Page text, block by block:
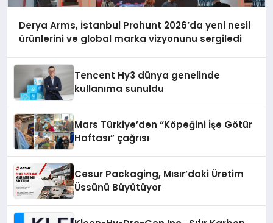
Derya Arms, İstanbul Prohunt 2026’da yeni nesil
ürünlerini ve global marka vizyonunu sergiledi
Tencent Hy3 dünya genelinde
kullanıma sunuldu
Mars Türkiye’den “Köpeğini İşe Götür
Haftası” çağrısı
Cesur Packaging, Mısır’daki Üretim
Üssünü Büyütüyor